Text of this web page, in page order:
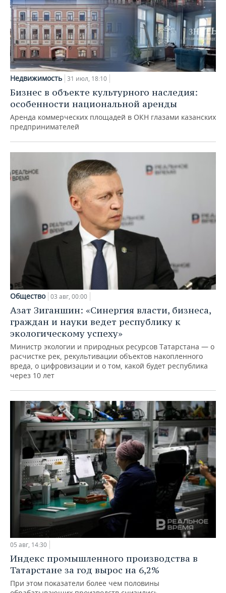
Недвижимость 31 июл, 18:10
Бизнес в объекте культурного наследия:
особенности национальной аренды
Аренда коммерческих площадей в ОКН глазами казанских
предпринимателей
Общество 03 авг, 00:00
Азат Зиганшин: «Синергия власти, бизнеса,
граждан и науки ведет республику к
экологическому успеху»
Министр экологии и природных ресурсов Татарстана — о
расчистке рек, рекультивации объектов накопленного
вреда, о цифровизации и о том, какой будет республика
через 10 лет
05 авг, 14:30
Индекс промышленного производства в
Татарстане за год вырос на 6,2%
При этом показатели более чем половины